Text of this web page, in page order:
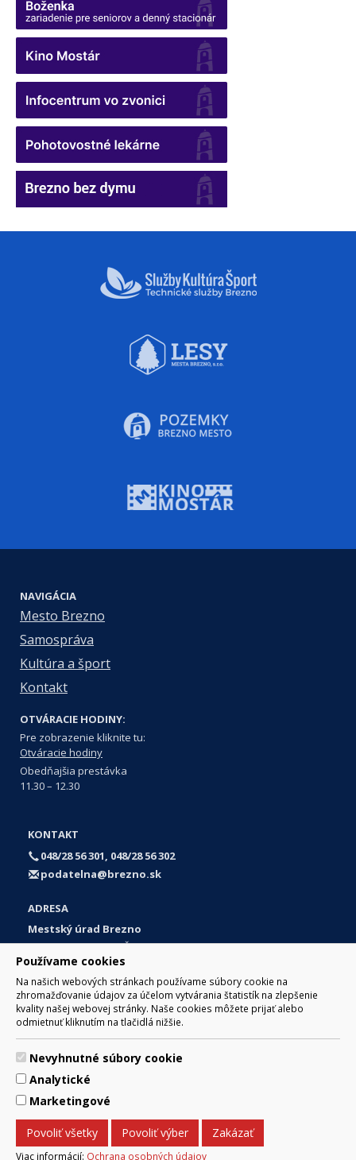
Používame cookies
Na našich webových stránkach používame súbory cookie na
zhromažďovanie údajov za účelom vytvárania štatistík na zlepšenie
kvality našej webovej stránky. Naše cookies môžete prijať alebo
odmietnuť kliknutím na tlačidlá nižšie.
Nevyhnutné súbory cookie
Analytické
Marketingové
Povoliť všetky Povoliť výber Zakázať
Viac informácií: Ochrana osobných údajov
NAVIGÁCIA
Mesto Brezno
Samospráva
Kultúra a šport
Kontakt
OTVÁRACIE HODINY:
Pre zobrazenie kliknite tu:
Otváracie hodiny
Obedňajšia prestávka
11.30 – 12.30
KONTAKT
048/28 56 301, 048/28 56 302
podatelna@brezno.sk
ADRESA
Mestský úrad Brezno
Námestie gen. M. R. Štefánika 1
977 01 Brezno
Slovakia (Slovak Republic)
© 2017 Mesto Brezno, Námestie gen. M. R. Štefánika 1, Brezno
977 01 Tel.: 048/28 56 301, 048/28 56 302 Email:
Za obsah zodpovedá Mesto Brezno. Technický prevádzkovateľ:
Arrabella, s.r.o. , Pod Donátom 12/136 Žiar nad Hronom 965 01
podpora@internetova-stranka.sk
Prehlásenie o prístupnosti
Ochrana osobných údajov